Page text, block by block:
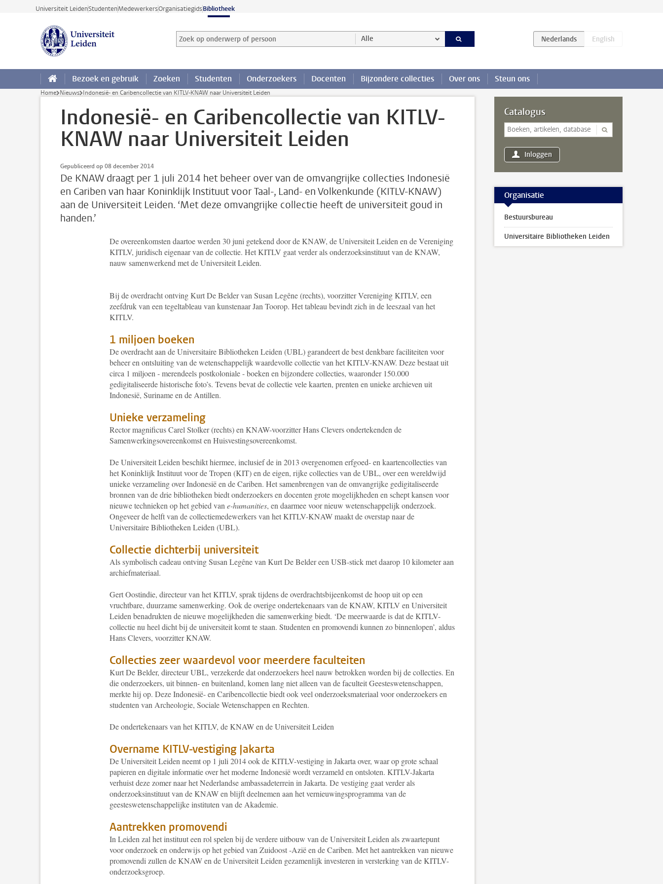
Ga direct naar de inhoud
Universiteit LeidenStudentenMedewerkersOrganisatiegidsBibliotheek
Zoek op onderwerp of persoon en selecteer categorie
Zoekterm Alle
Bezoek en gebruik Zoeken Studenten Onderzoekers Docenten Bijzondere collecties Over ons Steun ons
Home Nieuws Indonesië- en Caribencollectie van KITLV-KNAW naar Universiteit Leiden
Indonesië- en Caribencollectie van KITLV-
KNAW naar Universiteit Leiden
Gepubliceerd op 08 december 2014
De KNAW draagt per 1 juli 2014 het beheer over van de omvangrijke collecties Indonesië
en Cariben van haar Koninklijk Instituut voor Taal-, Land- en Volkenkunde (KITLV-KNAW)
aan de Universiteit Leiden. ‘Met deze omvangrijke collectie heeft de universiteit goud in
handen.’
De overeenkomsten daartoe werden 30 juni getekend door de KNAW, de Universiteit Leiden en de Vereniging
KITLV, juridisch eigenaar van de collectie. Het KITLV gaat verder als onderzoeksinstituut van de KNAW,
nauw samenwerkend met de Universiteit Leiden.
Bij de overdracht ontving Kurt De Belder van Susan Legêne (rechts), voorzitter Vereniging KITLV, een
zeefdruk van een tegeltableau van kunstenaar Jan Toorop. Het tableau bevindt zich in de leeszaal van het
KITLV.
1 miljoen boeken
De overdracht aan de Universitaire Bibliotheken Leiden (UBL) garandeert de best denkbare faciliteiten voor
beheer en ontsluiting van de wetenschappelijk waardevolle collectie van het KITLV-KNAW. Deze bestaat uit
circa 1 miljoen - merendeels postkoloniale - boeken en bijzondere collecties, waaronder 150.000
gedigitaliseerde historische foto’s. Tevens bevat de collectie vele kaarten, prenten en unieke archieven uit
Indonesië, Suriname en de Antillen.
Unieke verzameling
Rector magnificus Carel Stolker (rechts) en KNAW-voorzitter Hans Clevers ondertekenden de
Samenwerkingsovereenkomst en Huisvestingsovereenkomst.
De Universiteit Leiden beschikt hiermee, inclusief de in 2013 overgenomen erfgoed- en kaartencollecties van
het Koninklijk Instituut voor de Tropen (KIT) en de eigen, rijke collecties van de UBL, over een wereldwijd
unieke verzameling over Indonesië en de Cariben. Het samenbrengen van de omvangrijke gedigitaliseerde
bronnen van de drie bibliotheken biedt onderzoekers en docenten grote mogelijkheden en schept kansen voor
nieuwe technieken op het gebied van e-humanities, en daarmee voor nieuw wetenschappelijk onderzoek.
Ongeveer de helft van de collectiemedewerkers van het KITLV-KNAW maakt de overstap naar de
Universitaire Bibliotheken Leiden (UBL).
Collectie dichterbij universiteit
Als symbolisch cadeau ontving Susan Legêne van Kurt De Belder een USB-stick met daarop 10 kilometer aan
archiefmateriaal.
Gert Oostindie, directeur van het KITLV, sprak tijdens de overdrachtsbijeenkomst de hoop uit op een
vruchtbare, duurzame samenwerking. Ook de overige ondertekenaars van de KNAW, KITLV en Universiteit
Leiden benadrukten de nieuwe mogelijkheden die samenwerking biedt. ‘De meerwaarde is dat de KITLV-
collectie nu heel dicht bij de universiteit komt te staan. Studenten en promovendi kunnen zo binnenlopen’, aldus
Hans Clevers, voorzitter KNAW.
Collecties zeer waardevol voor meerdere faculteiten
Kurt De Belder, directeur UBL, verzekerde dat onderzoekers heel nauw betrokken worden bij de collecties. En
die onderzoekers, uit binnen- en buitenland, komen lang niet alleen van de faculteit Geesteswetenschappen,
merkte hij op. Deze Indonesië- en Caribencollectie biedt ook veel onderzoeksmateriaal voor onderzoekers en
studenten van Archeologie, Sociale Wetenschappen en Rechten.
De ondertekenaars van het KITLV, de KNAW en de Universiteit Leiden
Overname KITLV-vestiging Jakarta
De Universiteit Leiden neemt op 1 juli 2014 ook de KITLV-vestiging in Jakarta over, waar op grote schaal
papieren en digitale informatie over het moderne Indonesië wordt verzameld en ontsloten. KITLV-Jakarta
verhuist deze zomer naar het Nederlandse ambassadeterrein in Jakarta. De vestiging gaat verder als
onderzoeksinstituut van de KNAW en blijft deelnemen aan het vernieuwingsprogramma van de
geesteswetenschappelijke instituten van de Akademie.
Aantrekken promovendi
In Leiden zal het instituut een rol spelen bij de verdere uitbouw van de Universiteit Leiden als zwaartepunt
voor onderzoek en onderwijs op het gebied van Zuidoost -Azië en de Cariben. Met het aantrekken van nieuwe
promovendi zullen de KNAW en de Universiteit Leiden gezamenlijk investeren in versterking van de KITLV-
onderzoeksgroep.
Catalogus
Inloggen
Organisatie
Bestuursbureau
Universitaire Bibliotheken Leiden